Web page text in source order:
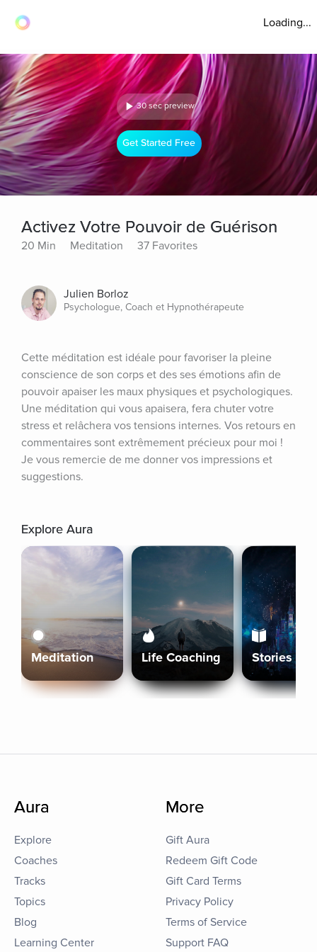
Loading...
30 sec preview
Get Started Free
Activez Votre Pouvoir de Guérison
20 Min Meditation 37 Favorites
Julien Borloz
Psychologue, Coach et Hypnothérapeute
Cette méditation est idéale pour favoriser la pleine
conscience de son corps et des ses émotions afin de
pouvoir apaiser les maux physiques et psychologiques.
Une méditation qui vous apaisera, fera chuter votre
stress et relâchera vos tensions internes. Vos retours en
commentaires sont extrêmement précieux pour moi !
Je vous remercie de me donner vos impressions et
suggestions.
Explore Aura
Meditation Life Coaching Stories
Aura
Explore
Coaches
Tracks
Topics
Blog
Learning Center
More
Gift Aura
Redeem Gift Code
Gift Card Terms
Privacy Policy
Terms of Service
Support FAQ